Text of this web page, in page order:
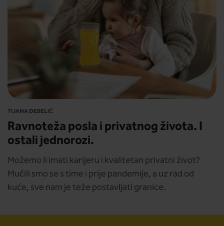
TIJANA DEBELIĆ
Ravnoteža posla i privatnog života. I
ostali jednorozi.
Možemo li imati karijeru i kvalitetan privatni život?
Mučili smo se s time i prije pandemije, a uz rad od
kuće, sve nam je teže postavljati granice.